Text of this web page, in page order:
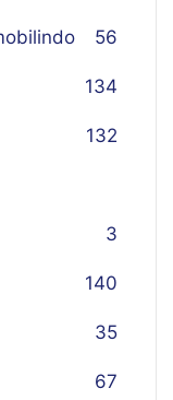
56
134
132
3
140
35
67